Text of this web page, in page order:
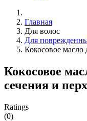
Главная
Для волос
Для
Кокосовое масло
Кокосовое
сечения и
Ratings
(0)